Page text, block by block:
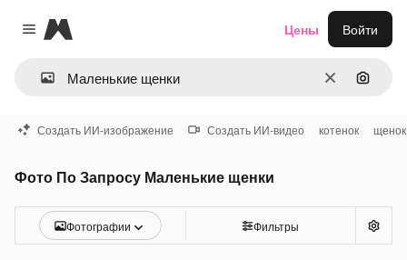
Close menu
Magnific
ОчиститьПоиск
Цены Войти
Создать ИИ-изображение Создать ИИ-видео котенок щенок
Фото По Запросу Маленькие щенки
Фотографии Фильтры